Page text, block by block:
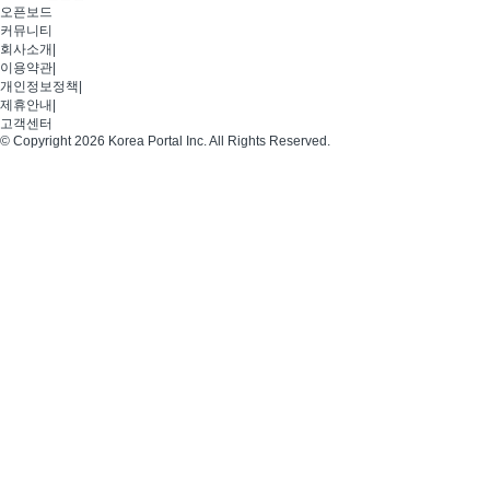
오픈보드
커뮤니티
회사소개
이용약관
개인정보정책
제휴안내
고객센터
© Copyright 2026 Korea Portal Inc. All Rights Reserved.